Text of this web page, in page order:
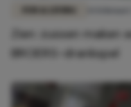
Zien: zussen
BROERS-drankspel